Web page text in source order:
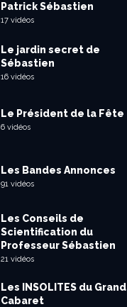
Patrick Sébastien
17 vidéos
Le jardin secret de
Sébastien
16 vidéos
Le Président de la Fête
6 vidéos
Les Bandes Annonces
91 vidéos
Les Conseils de
Scientification du
Professeur Sébastien
21 vidéos
Les INSOLITES du Grand
Cabaret